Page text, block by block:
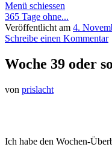
Menü schiessen
365 Tage ohne...
Veröffentlicht am 4.
Schreibe einen Kommentar
Woche 39 oder
von prislacht
Ich habe den Wochen-